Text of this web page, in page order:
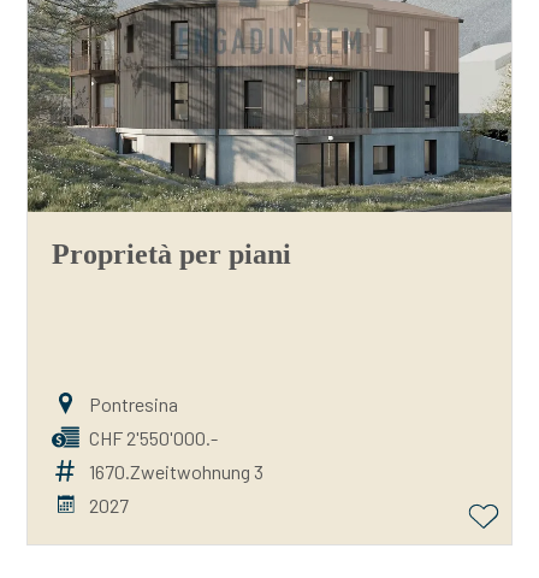
Proprietà per piani
Pontresina
CHF 2'550'000.-
1670.Zweitwohnung 3
2027